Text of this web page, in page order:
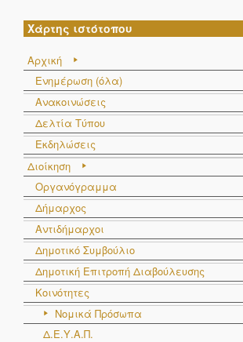
Χάρτης ιστότοπου
Αρχική
Ενημέρωση (όλα)
Ανακοινώσεις
Δελτία Τύπου
Εκδηλώσεις
Διοίκηση
Οργανόγραμμα
Δήμαρχος
Αντιδήμαρχοι
Δημοτικό Συμβούλιο
Δημοτική Επιτροπή Διαβούλευσης
Κοινότητες
Νομικά Πρόσωπα
Δ.Ε.Υ.Α.Π.